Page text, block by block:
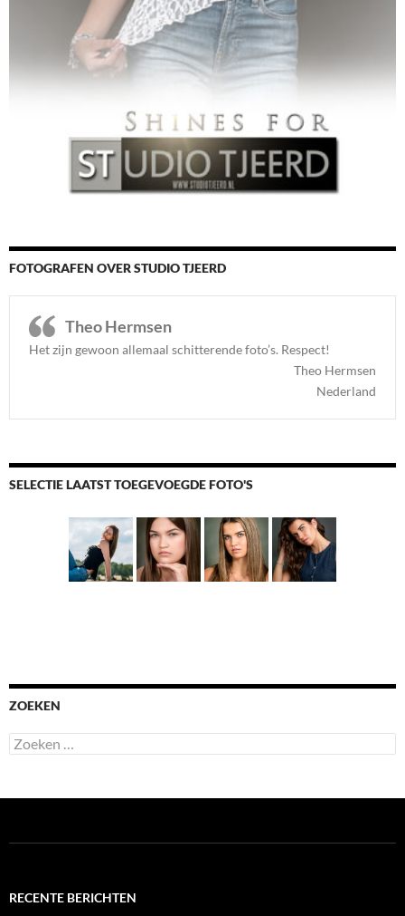
FOTOGRAFEN OVER STUDIO TJEERD
Theo Hermsen
Het zijn gewoon allemaal schitterende foto’s. Respect!
Theo Hermsen
Nederland
SELECTIE LAATST TOEGEVOEGDE FOTO'S
ZOEKEN
Zoeken
naar:
RECENTE BERICHTEN